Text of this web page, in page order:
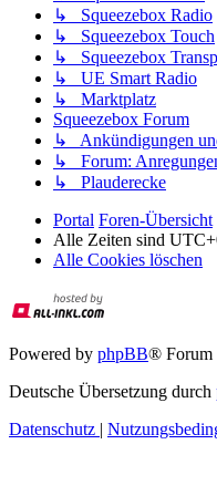
↳ Squeezebox Radio
↳ Squeezebox Touch
↳ Squeezebox
↳ UE Smart Radio
↳ Marktplatz
Squeezebox Forum
↳ Ankündigungen
↳ Forum:
↳ Plauderecke
Portal Foren-Übersicht
Alle Zeiten sind
Alle Cookies löschen
Powered by phpBB® Forum
Deutsche Übersetzung durch
Datenschutz |